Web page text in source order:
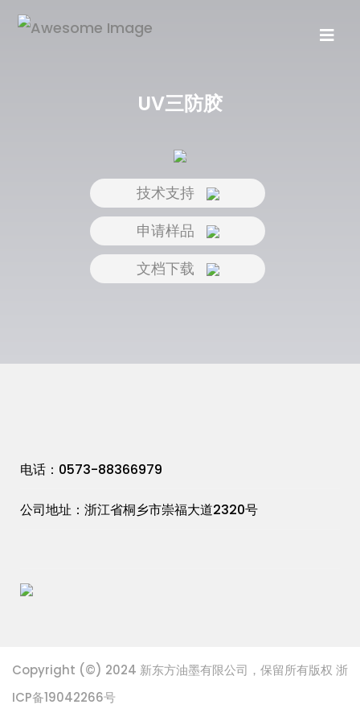
UV三防胶
技术支持
申请样品
文档下载
电话：0573-88366979
公司地址：浙江省桐乡市崇福大道2320号
Copyright (©) 2024 新东方油墨有限公司，保留所有版权 浙
ICP备19042266号